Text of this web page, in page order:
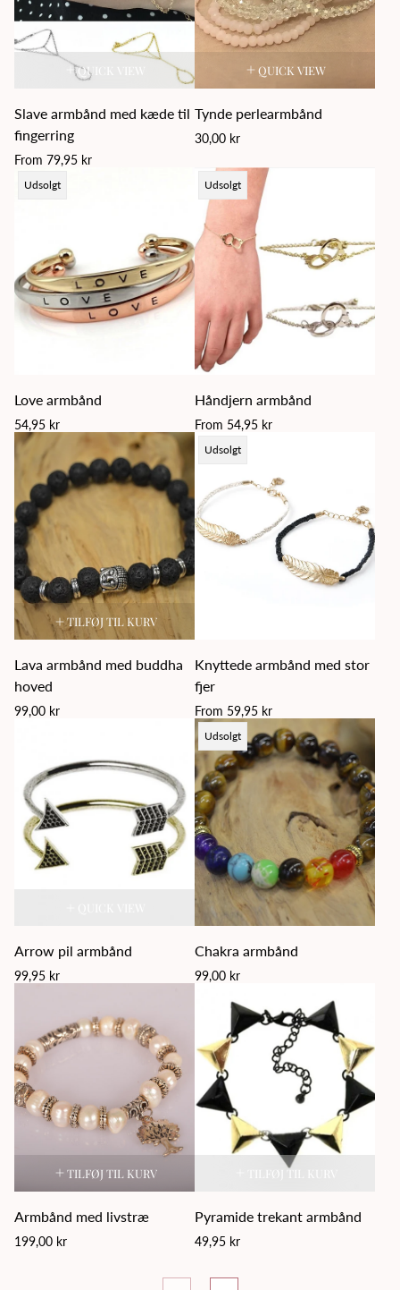
QUICK VIEW
Slave armbånd med kæde til
fingerring
Regular
From 79,95 kr
QUICK VIEW
Tynde perlearmbånd
Regular
30,00 kr
Product
Udsolgt
Love armbånd
Regular
price
54,95 kr
Product
Udsolgt
Håndjern armbånd
Regular
price
From 54,95 kr
TILFØJ TIL KURV
Lava armbånd med buddha
hoved
Regular
99,00 kr
Product
Udsolgt
Knyttede armbånd med stor
fjer
Regular
price
From 59,95 kr
Arrow pil armbånd
Regular
99,95 kr
Product
label:
Udsolgt
Chakra armbånd
Regular
99,00 kr
TILFØJ TIL KURV
Armbånd med livstræ
Regular
199,00 kr
TILFØJ TIL KURV
Pyramide trekant armbånd
Regular
49,95 kr